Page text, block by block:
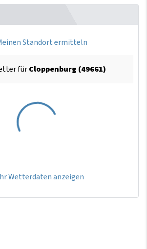
Standort ermitteln
fürCloppenburg (49661)
Wetterdaten anzeigen